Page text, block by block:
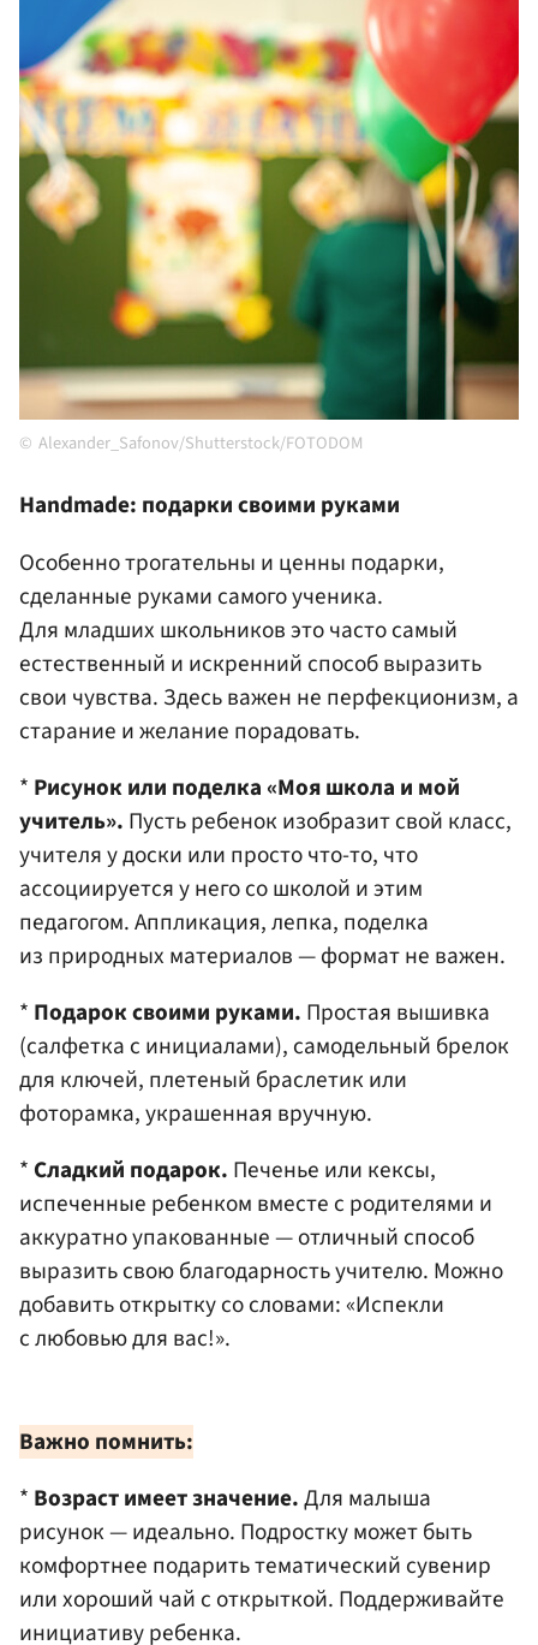
Alexander_Safonov/Shutterstock/FOTODOM
Handmade: подарки своими руками
Особенно трогательны и ценны подарки,
сделанные руками самого ученика.
Для младших школьников это часто самый
естественный и искренний способ выразить
свои чувства. Здесь важен не перфекционизм, а
старание и желание порадовать.
* Рисунок или поделка «Моя школа и мой
учитель». Пусть ребенок изобразит свой класс,
учителя у доски или просто что-то, что
ассоциируется у него со школой и этим
педагогом. Аппликация, лепка, поделка
из природных материалов — формат не важен.
* Подарок своими руками. Простая вышивка
(салфетка с инициалами), самодельный брелок
для ключей, плетеный браслетик или
фоторамка, украшенная вручную.
* Сладкий подарок. Печенье или кексы,
испеченные ребенком вместе с родителями и
аккуратно упакованные — отличный способ
выразить свою благодарность учителю. Можно
добавить открытку со словами: «Испекли
с любовью для вас!».
Важно помнить:
* Возраст имеет значение.Для малыша
рисунок — идеально. Подростку может быть
комфортнее подарить тематический сувенир
или хороший чай с открыткой. Поддерживайте
инициативу ребенка.